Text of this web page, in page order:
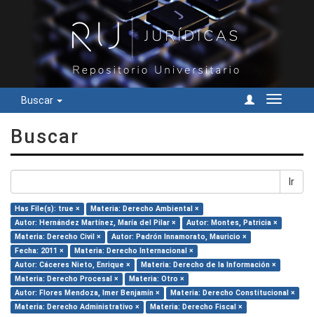
Buscar
Cambiar
Buscar
Ir
Has File(s): true ×
Materia: Derecho Ambiental ×
Autor: Hernández Martínez, María del Pilar ×
Autor: Montes, Patricia ×
Materia: Derecho Civil ×
Autor: Padrón Innamorato, Mauricio ×
Fecha: 2011 ×
Materia: Derecho Internacional ×
Autor: Cáceres Nieto, Enrique ×
Materia: Derecho de la Información ×
Materia: Derecho Procesal ×
Materia: Otro ×
Autor: Flores Mendoza, Imer Benjamín ×
Materia: Derecho Constitucional ×
Materia: Derecho Administrativo ×
Materia: Derecho Fiscal ×